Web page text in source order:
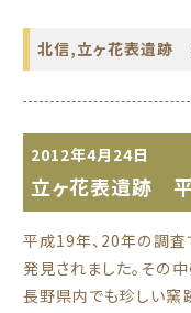
北信,立ヶ花表遺跡
2012年4月24日
立ヶ花表遺跡 平
平成19年、20年の調査
発見されました。その
長野県内でも珍しい窯